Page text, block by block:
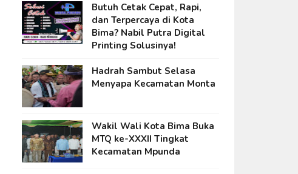
Butuh Cetak Cepat, Rapi,
dan Terpercaya di Kota
Bima? Nabil Putra Digital
Printing Solusinya!
Hadrah Sambut Selasa
Menyapa Kecamatan Monta
Wakil Wali Kota Bima Buka
MTQ ke-XXXII Tingkat
Kecamatan Mpunda